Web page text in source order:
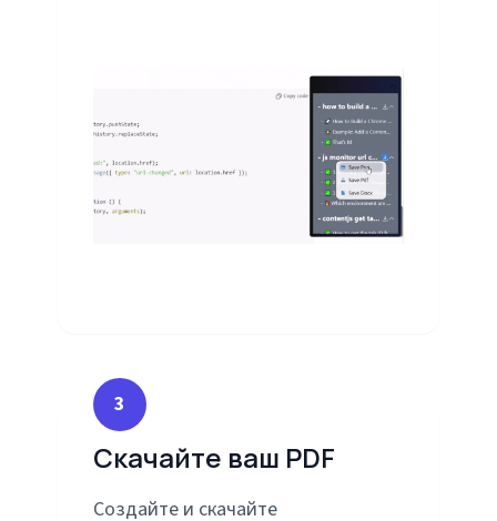
3
Скачайте ваш PDF
Создайте и скачайте